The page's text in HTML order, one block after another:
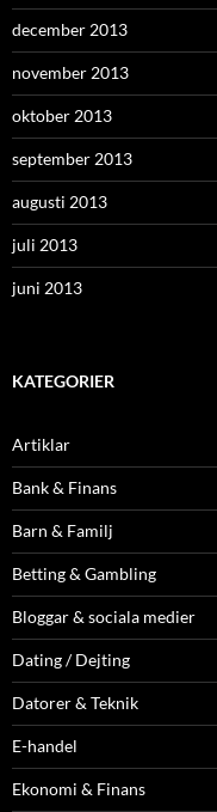
december 2013
november 2013
oktober 2013
september 2013
augusti 2013
juli 2013
juni 2013
KATEGORIER
Artiklar
Bank & Finans
Barn & Familj
Betting & Gambling
Bloggar & sociala medier
Dating / Dejting
Datorer & Teknik
E-handel
Ekonomi & Finans